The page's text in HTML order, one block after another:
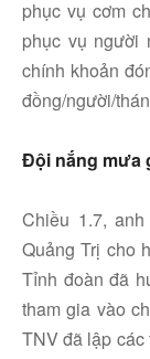
phục vụ cơm
phục vụ người
chính khoản
đồng/người/
Đội nắng mưa
Chiều 1.7,
Quảng Trị cho
Tỉnh đoàn đã
tham gia vào
TNV đã lập các